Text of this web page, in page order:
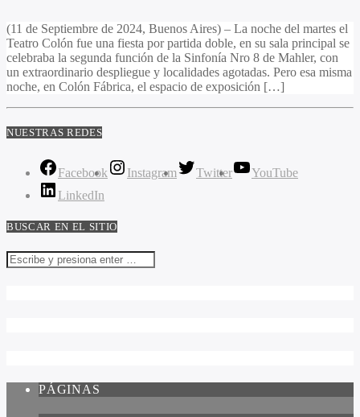
(11 de Septiembre de 2024, Buenos Aires) – La noche del martes el
Teatro Colón fue una fiesta por partida doble, en su sala principal se
celebraba la segunda función de la Sinfonía Nro 8 de Mahler, con
un extraordinario despliegue y localidades agotadas. Pero esa misma
noche, en Colón Fábrica, el espacio de exposición […]
NUESTRAS REDES
Facebook Instagram Twitter
YouTube
LinkedIn
BUSCAR EN EL SITIO
PÁGINAS